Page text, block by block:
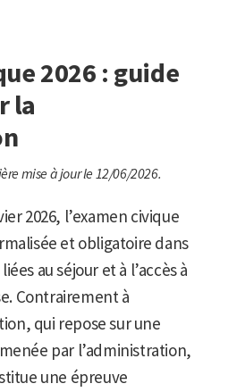
2026 : guide
la
mise à jour le 12/06/2026.
2026, l’examen civique
et obligatoire dans
au séjour et à l’accès à
Contrairement à
qui repose sur une
par l’administration,
une épreuve